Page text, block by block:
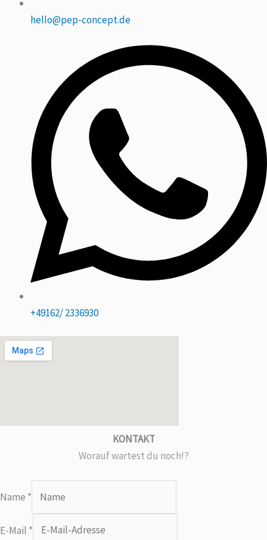
hello@pep-concept.de
+49162/ 2336930
KONTAKT
Worauf wartest du noch!?
Name *
E-Mail *